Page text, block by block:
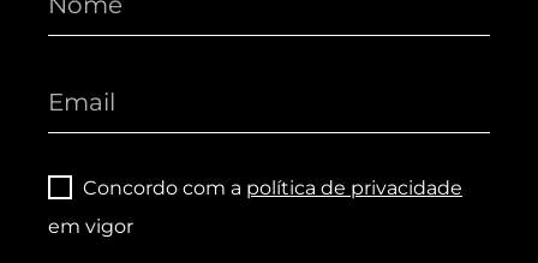
Concordo com a política de privacidade
em vigor